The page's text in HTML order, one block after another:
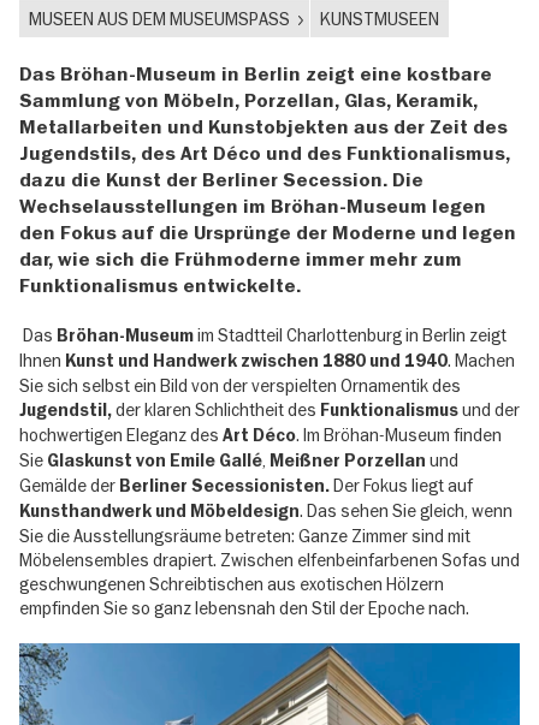
MUSEEN AUS DEM MUSEUMSPASS KUNSTMUSEEN
Das Bröhan-Museum in Berlin zeigt eine kostbare
Sammlung von Möbeln, Porzellan, Glas, Keramik,
Metallarbeiten und Kunstobjekten aus der Zeit des
Jugendstils, des Art Déco und des Funktionalismus,
dazu die Kunst der Berliner Secession. Die
Wechselausstellungen im Bröhan-Museum legen
den Fokus auf die Ursprünge der Moderne und legen
dar, wie sich die Frühmoderne immer mehr zum
Funktionalismus entwickelte.
Das Bröhan-Museumim Stadtteil Charlottenburgin Berlin zeigt
Ihnen Kunst und Handwerk zwischen 1880 und 1940. Machen
Sie sich selbst ein Bild von der verspielten Ornamentik des
Jugendstil,der klaren Schlichtheit des Funktionalismusund der
hochwertigen Eleganz des Art Déco. Im Bröhan-Museum finden
Sie Glaskunst von Emile Gallé Meißner Porzellan und
Gemälde der Berliner Secessionisten.Der Fokus liegt auf
Kunsthandwerk und Möbeldesign. Das sehen Sie gleich, wenn
Sie die Ausstellungsräume betreten: Ganze Zimmer sind mit
Möbelensembles drapiert. Zwischen elfenbeinfarbenen Sofas und
geschwungenen Schreibtischen aus exotischen Hölzern
empfinden Sie so ganz lebensnah den Stil der Epoche nach.